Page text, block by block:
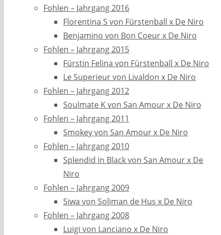
Fohlen – Jahrgang 2016
Florentina S von Fürstenball x De Niro
Benjamino von Bon Coeur x De Niro
Fohlen – Jahrgang 2015
Fürstin Felina von Fürstenball x De Niro
Le Superieur von Livaldon x De Niro
Fohlen – Jahrgang 2012
Soulmate K von San Amour x De Niro
Fohlen – Jahrgang 2011
Smokey von San Amour x De Niro
Fohlen – Jahrgang 2010
Splendid in Black von San Amour x De
Niro
Fohlen – Jahrgang 2009
Siwa von Soliman de Hus x De Niro
Fohlen – Jahrgang 2008
Luigi von Lanciano x De Niro